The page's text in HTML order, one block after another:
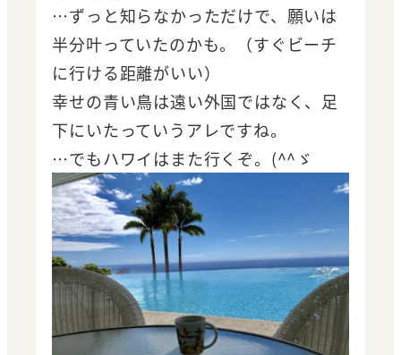
…ずっと知らなかっただけで、願いは
半分叶っていたのかも。（すぐビーチ
に行ける距離がいい）
幸せの青い鳥は遠い外国ではなく、足
下にいたっていうアレですね。
…でもハワイはまた行くぞ。(^^ゞ